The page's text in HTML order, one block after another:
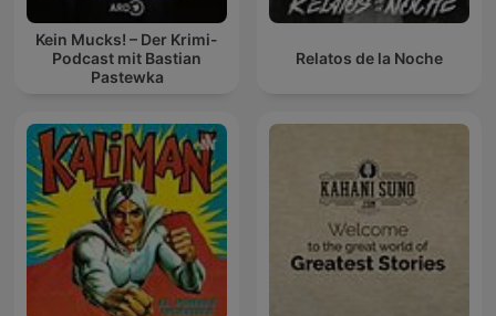
Kein Mucks! – Der Krimi-
Podcast mit Bastian
Pastewka
Relatos de la Noche